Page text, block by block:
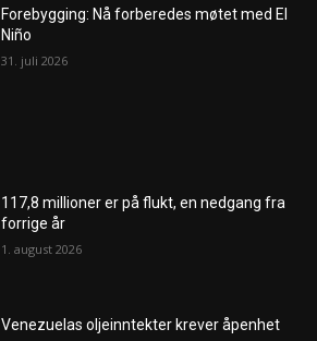
Forebygging: Nå forberedes møtet med El
Niño
31. juli 2026
117,8 millioner er på flukt, en nedgang fra
forrige år
1. august 2026
Venezuelas oljeinntekter krever åpenhet